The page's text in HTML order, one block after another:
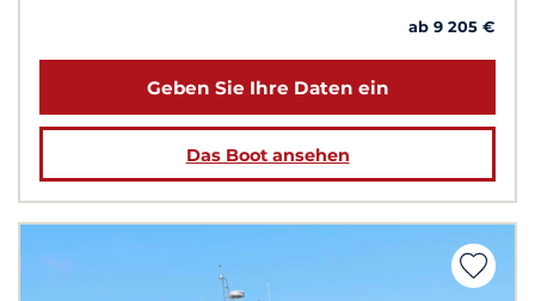
ab 9 205 €
Geben Sie Ihre Daten ein
Das Boot ansehen